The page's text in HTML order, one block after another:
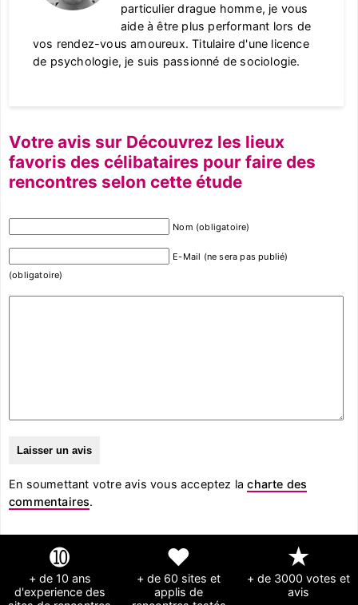
particulier drague homme, je vous
aide à être plus performant lors de
vos rendez-vous amoureux. Titulaire d'une licence
de psychologie, je suis passionné de sociologie.
Votre avis sur Découvrez les lieux
favoris des célibataires pour faire des
rencontres selon cette étude
Nom (obligatoire)
E-Mail (ne sera pas publié)
(obligatoire)
En soumettant votre avis vous acceptez lacharte des
commentaires.
➓
+ de 10 ans
d'experience des
❤
+ de 60 sites et
applis de
★
+ de 3000 votes et
avis